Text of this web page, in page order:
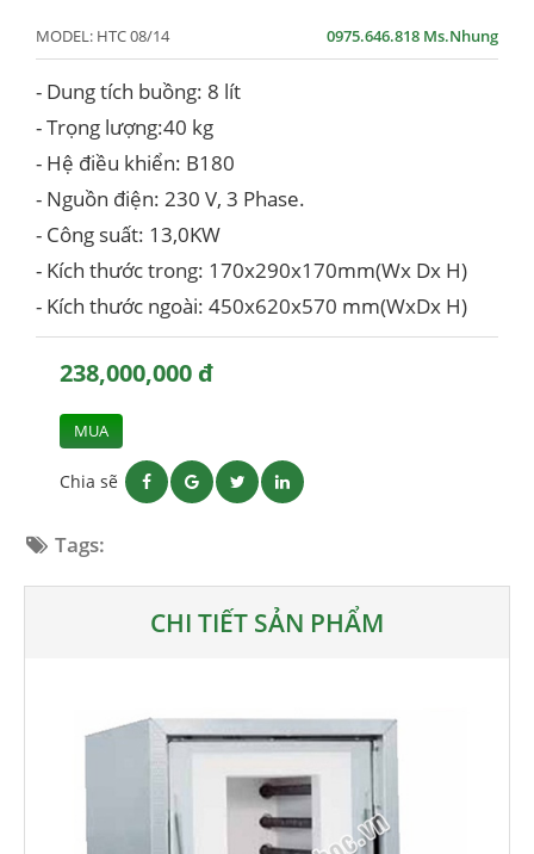
MODEL: HTC 08/14 0975.646.818 Ms.Nhung
- Dung tích buồng: 8 lít
- Trọng lượng:40 kg
- Hệ điều khiển: B180
- Nguồn điện: 230 V, 3 Phase.
- Công suất: 13,0KW
- Kích thước trong: 170x290x170mm(Wx Dx H)
- Kích thước ngoài: 450x620x570 mm(WxDx H)
238,000,000 đ
MUA
Chia sẽ
Tags:
CHI TIẾT SẢN PHẨM